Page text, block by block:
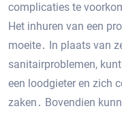
complicaties te
Het inhuren van een
moeite․ In plaats van
sanitairproblemen,
een loodgieter en zich
zaken․ Bovendien